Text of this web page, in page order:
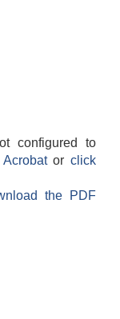
configured to
Acrobatorclick
the PDF